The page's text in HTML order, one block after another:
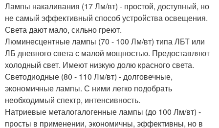
Лампы накаливания (17 Лм/вт) - простой, доступный, но
не самый эффективный способ устройства освещения.
Света дают мало, сильно греют.
Люминесцентные лампы (70 - 100 Лм/вт) типа ЛБТ или
ЛБ дневного света с малой мощностью. Предоставляют
холодный свет. Имеют низкую долю красного света.
Светодиодные (80 - 110 Лм/вт) - долговечные,
экономичные лампы. С ними легко подобрать
необходимый спектр, интенсивность.
Натриевые металогалогенные лампы (до 100 Лм/вт) -
просты в применении, экономичны, эффективны, но в